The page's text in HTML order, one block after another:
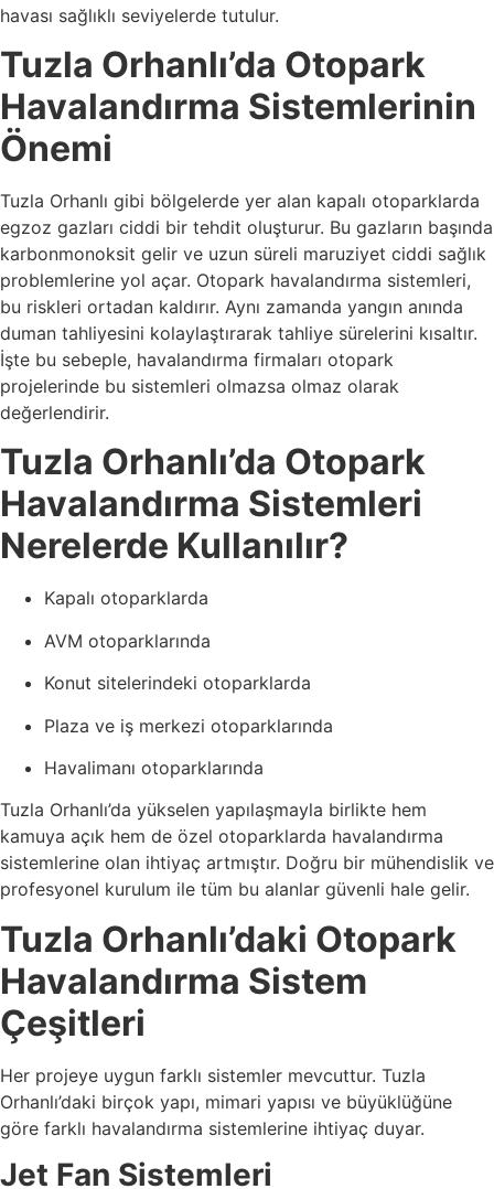
havası sağlıklı seviyelerde tutulur.
Tuzla Orhanlı’da Otopark
Havalandırma Sistemlerinin
Önemi
Tuzla Orhanlı gibi bölgelerde yer alan kapalı otoparklarda
egzoz gazları ciddi bir tehdit oluşturur. Bu gazların başında
karbonmonoksit gelir ve uzun süreli maruziyet ciddi sağlık
problemlerine yol açar. Otopark havalandırma sistemleri,
bu riskleri ortadan kaldırır. Aynı zamanda yangın anında
duman tahliyesini kolaylaştırarak tahliye sürelerini kısaltır.
İşte bu sebeple, havalandırma firmaları otopark
projelerinde bu sistemleri olmazsa olmaz olarak
değerlendirir.
Tuzla Orhanlı’da Otopark
Havalandırma Sistemleri
Nerelerde Kullanılır?
Kapalı otoparklarda
AVM otoparklarında
Konut sitelerindeki otoparklarda
Plaza ve iş merkezi otoparklarında
Havalimanı otoparklarında
Tuzla Orhanlı’da yükselen yapılaşmayla birlikte hem
kamuya açık hem de özel otoparklarda havalandırma
sistemlerine olan ihtiyaç artmıştır. Doğru bir mühendislik ve
profesyonel kurulum ile tüm bu alanlar güvenli hale gelir.
Tuzla Orhanlı’daki Otopark
Havalandırma Sistem
Çeşitleri
Her projeye uygun farklı sistemler mevcuttur. Tuzla
Orhanlı’daki birçok yapı, mimari yapısı ve büyüklüğüne
göre farklı havalandırma sistemlerine ihtiyaç duyar.
Jet Fan Sistemleri